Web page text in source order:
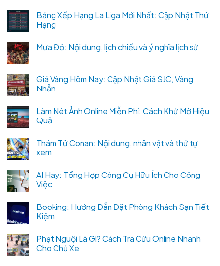
Bảng Xếp Hạng La Liga Mới Nhất: Cập Nhật Thứ
Hạng
Mưa Đỏ: Nội dung, lịch chiếu và ý nghĩa lịch sử
Giá Vàng Hôm Nay: Cập Nhật Giá SJC, Vàng
Nhẫn
Làm Nét Ảnh Online Miễn Phí: Cách Khử Mờ Hiệu
Quả
Thám Tử Conan: Nội dung, nhân vật và thứ tự
xem
AI Hay: Tổng Hợp Công Cụ Hữu Ích Cho Công
Việc
Booking: Hướng Dẫn Đặt Phòng Khách Sạn Tiết
Kiệm
Phạt Nguội Là Gì? Cách Tra Cứu Online Nhanh
Cho Chủ Xe